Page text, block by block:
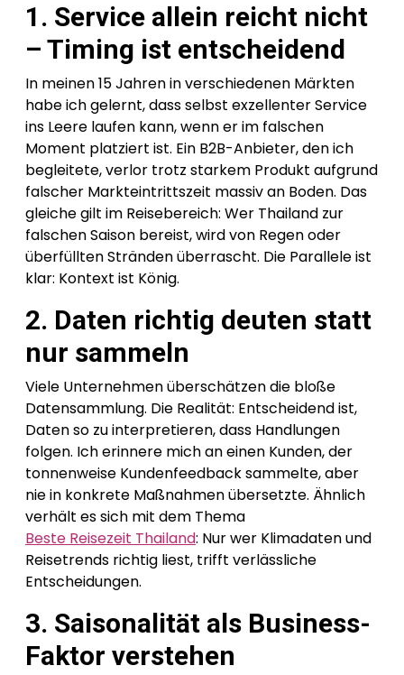
1. Service allein reicht nicht
– Timing ist entscheidend
In meinen 15 Jahren in verschiedenen Märkten
habe ich gelernt, dass selbst exzellenter Service
ins Leere laufen kann, wenn er im falschen
Moment platziert ist. Ein B2B-Anbieter, den ich
begleitete, verlor trotz starkem Produkt aufgrund
falscher Markteintrittszeit massiv an Boden. Das
gleiche gilt im Reisebereich: Wer Thailand zur
falschen Saison bereist, wird von Regen oder
überfüllten Stränden überrascht. Die Parallele ist
klar: Kontext ist König.
2. Daten richtig deuten statt
nur sammeln
Viele Unternehmen überschätzen die bloße
Datensammlung. Die Realität: Entscheidend ist,
Daten so zu interpretieren, dass Handlungen
folgen. Ich erinnere mich an einen Kunden, der
tonnenweise Kundenfeedback sammelte, aber
nie in konkrete Maßnahmen übersetzte. Ähnlich
verhält es sich mit dem Thema
Beste Reisezeit Thailand: Nur wer Klimadaten und
Reisetrends richtig liest, trifft verlässliche
Entscheidungen.
3. Saisonalität als Business-
Faktor verstehen